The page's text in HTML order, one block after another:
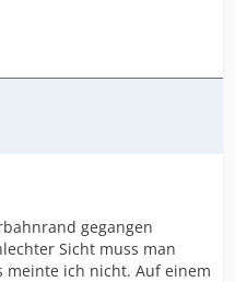
gegangen
Sicht muss man
ich nicht. Auf einem